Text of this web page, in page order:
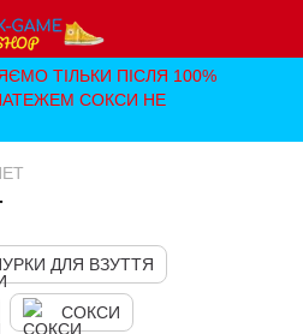
ТІЛЬКИ ПІСЛЯ 100%
СОКСИ НЕ
ДЛЯ ВЗУТТЯ
СОКСИ